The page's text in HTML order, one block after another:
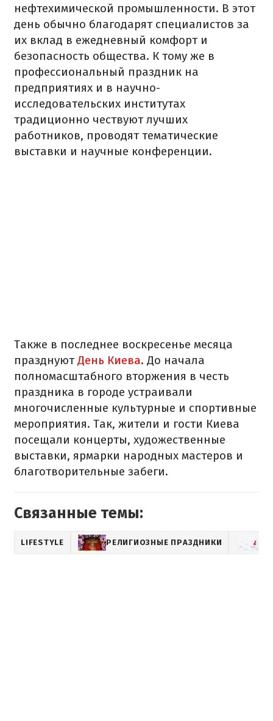
нефтехимической промышленности. В этот
день обычно благодарят специалистов за
их вклад в ежедневный комфорт и
безопасность общества. К тому же в
профессиональный праздник на
предприятиях и в научно-
исследовательских институтах
традиционно чествуют лучших
работников, проводят тематические
выставки и научные конференции.
Также в последнее воскресенье месяца
празднуютДень Киева. До начала
полномасштабного вторжения в честь
праздника в городе устраивали
многочисленные культурные и спортивные
мероприятия. Так, жители и гости Киева
посещали концерты, художественные
выставки, ярмарки народных мастеров и
благотворительные забеги.
Связанные темы:
LIFESTYLE РЕЛИГИОЗНЫЕ ПРАЗДНИКИ